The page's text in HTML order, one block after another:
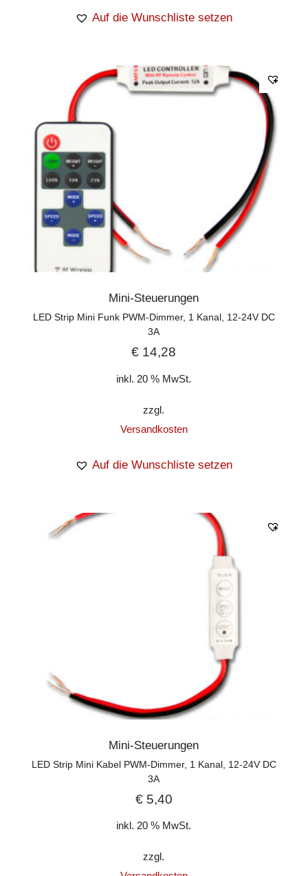
Auf die Wunschliste setzen
Mini-Steuerungen
LED Strip Mini Funk PWM-Dimmer, 1 Kanal, 12-24V DC
3A
€ 14,28
inkl. 20 % MwSt.
zzgl.
Versandkosten
Auf die Wunschliste setzen
Mini-Steuerungen
LED Strip Mini Kabel PWM-Dimmer, 1 Kanal, 12-24V DC
3A
€5,40
inkl. 20 % MwSt.
zzgl.